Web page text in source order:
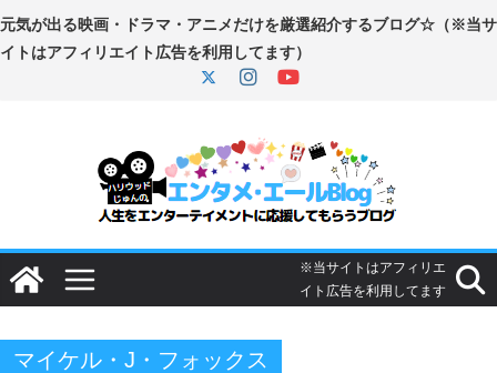
コ
ン
プ
マイケル・J・フォックス